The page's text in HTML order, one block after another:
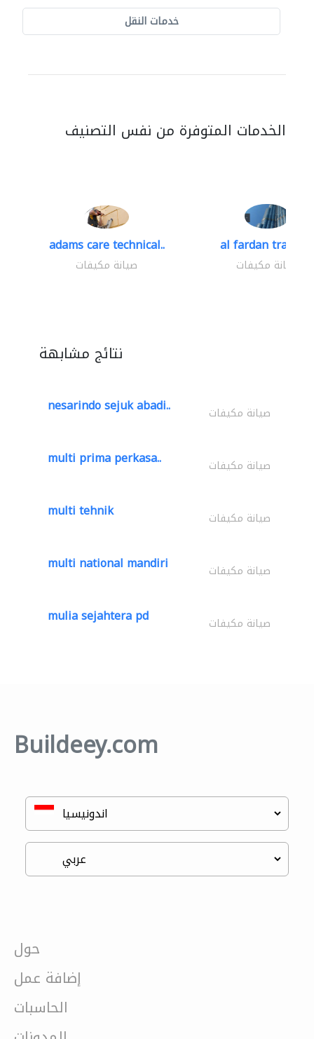
خدمات النقل
الخدمات المتوفرة من نفس التصنيف
adams care technical..
صيانة مكيفات
al fardan trading..
صيانة مكيفات
نتائج مشابهة
nesarindo sejuk abadi.. صيانة مكيفات
multi prima perkasa.. صيانة مكيفات
multi tehnik صيانة مكيفات
multi national mandiri صيانة مكيفات
mulia sejahtera pd صيانة مكيفات
Buildeey.com
حول
إضافة عمل
الحاسبات